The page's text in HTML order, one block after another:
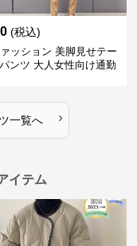
(税込)
ッション 美脚見せテー
ンツ 大人女性向け通勤
一覧へ ›
イテム